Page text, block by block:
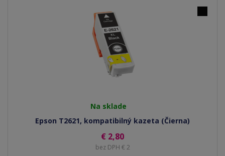
Na sklade
Epson T2621, kompatibilný kazeta (Čierna)
€ 2,80
bez DPH € 2